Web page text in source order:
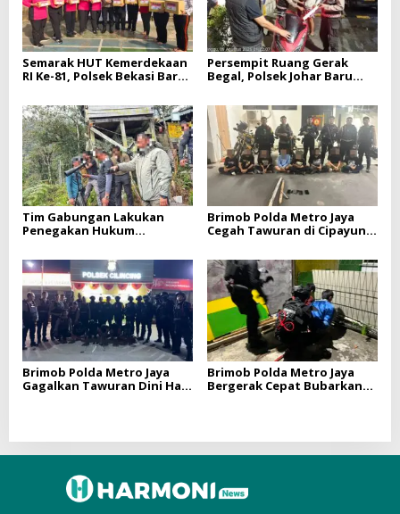
Semarak HUT Kemerdekaan
RI Ke-81, Polsek Bekasi Barat
Warga Kranji
Persempit Ruang Gerak
Begal, Polsek Johar Baru
Kondisi Dini Hari
Tim Gabungan Lakukan
Penegakan Hukum
Tembagapura
Brimob Polda Metro Jaya
Cegah Tawuran di Cipayung,
Balok Dan 8 Pemuda
Diamankan
Brimob Polda Metro Jaya
Gagalkan Tawuran Dini Hari
Brimob Polda Metro Jaya
Bergerak Cepat Bubarkan